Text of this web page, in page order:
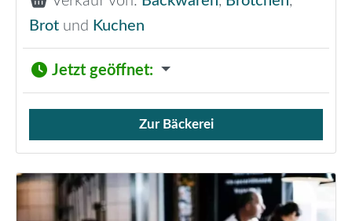
Brot und Kuchen
Jetzt geöffnet:
Verkauf von Brötchen,
Zur Bäckerei